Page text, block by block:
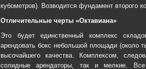
кубометров). Возводится фундамент второго
Отличительные черты «Октавиана»
Это будет единственный комплекс
арендовать бокс небольшой площади (около
высочайшего качества. Комплексом,
солидные арендаторы, так и мелкие.